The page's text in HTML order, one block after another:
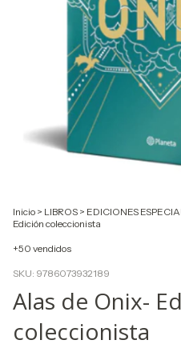
Inicio > LIBROS > EDICIONES
Edición coleccionista
+50 vendidos
SKU: 9786073932189
Alas de Onix-
coleccionista